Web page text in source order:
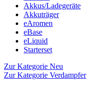
Akkus/Ladegeräte
Akkuträger
eAromen
eBase
eLiquid
Starterset
Zur Kategorie Neu
Zur Kategorie Verdampfer